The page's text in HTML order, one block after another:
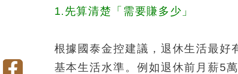
1.先算清楚「需要賺多少」
根據國泰金控建議，退休生活最
基本生活水準。例如退休前月薪5